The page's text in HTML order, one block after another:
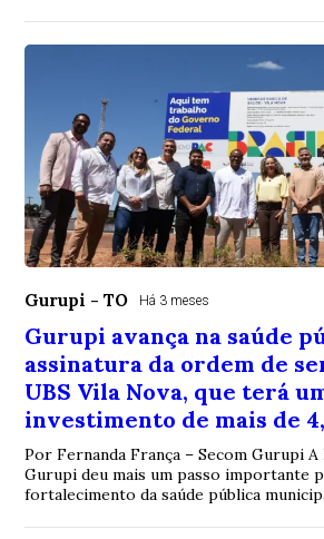
Gurupi - TO Há 3 meses
Gurupi avança na saúde
assinatura da ordem de
UBS Vila Nova, que terá
investimento de mais de
Por Fernanda França – Secom Gurupi
Gurupi deu mais um passo importante
fortalecimento da saúde pública